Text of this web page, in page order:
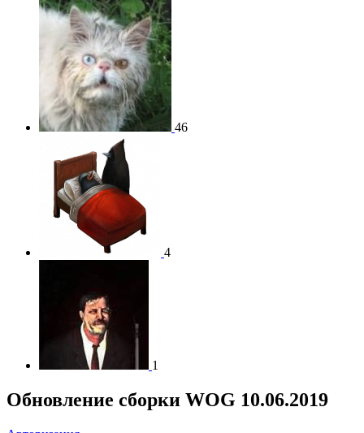
46
4
1
Обновление сборки WOG 10.06.2019